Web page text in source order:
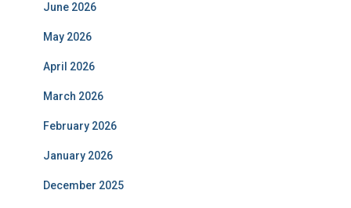
June 2026
May 2026
April 2026
March 2026
February 2026
January 2026
December 2025